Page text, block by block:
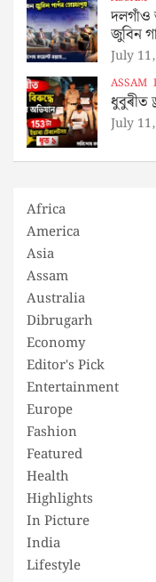
দলগাঁও
জুবিন
July
ASSAM
ধুবুৰীত
July
Africa
America
Asia
Assam
Australia
Dibrugarh
Economy
Editor's Pick
Entertainment
Europe
Fashion
Featured
Health
Highlights
In Picture
India
Lifestyle